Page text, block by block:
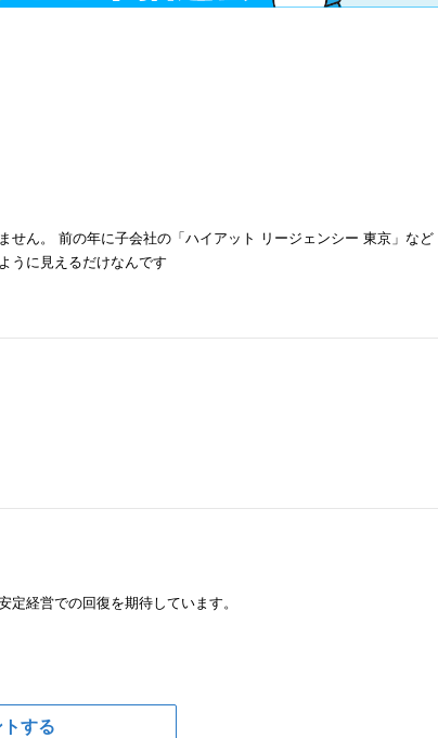
ん。 前の年に子会社の「ハイアット リージェンシー 東京」など
うに見えるだけなんです
経営での回復を期待しています。
する